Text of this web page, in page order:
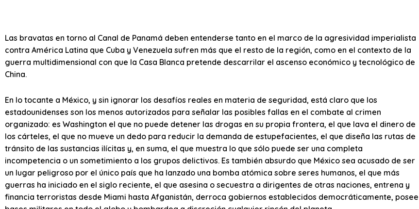
Las bravatas en torno al Canal de Panamá deben entenderse tanto en el marco de la agresividad imperialista
contra América Latina que Cuba y Venezuela sufren más que el resto de la región, como en el contexto de la
guerra multidimensional con que la Casa Blanca pretende descarrilar el ascenso económico y tecnológico de
China.
En lo tocante a México, y sin ignorar los desafíos reales en materia de seguridad, está claro que los
estadounidenses son los menos autorizados para señalar las posibles fallas en el combate al crimen
organizado: es Washington el que no puede detener las drogas en su propia frontera, el que lava el dinero de
los cárteles, el que no mueve un dedo para reducir la demanda de estupefacientes, el que diseña las rutas de
tránsito de las sustancias ilícitas y, en suma, el que muestra lo que sólo puede ser una completa
incompetencia o un sometimiento a los grupos delictivos. Es también absurdo que México sea acusado de ser
un lugar peligroso por el único país que ha lanzado una bomba atómica sobre seres humanos, el que más
guerras ha iniciado en el siglo reciente, el que asesina o secuestra a dirigentes de otras naciones, entrena y
financia terroristas desde Miami hasta Afganistán, derroca gobiernos establecidos democráticamente, posee